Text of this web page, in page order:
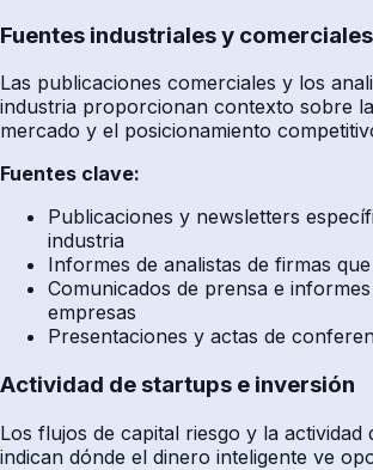
Fuentes industriales y comerciales
Las publicaciones comerciales y los
industria proporcionan contexto sobre
mercado y el posicionamiento
Fuentes clave:
Publicaciones y newsletters
industria
Informes de analistas de firmas
Comunicados de prensa e
empresas
Presentaciones y actas de
Actividad de startups e inversión
Los flujos de capital riesgo y la actividad
indican dónde el dinero inteligente ve